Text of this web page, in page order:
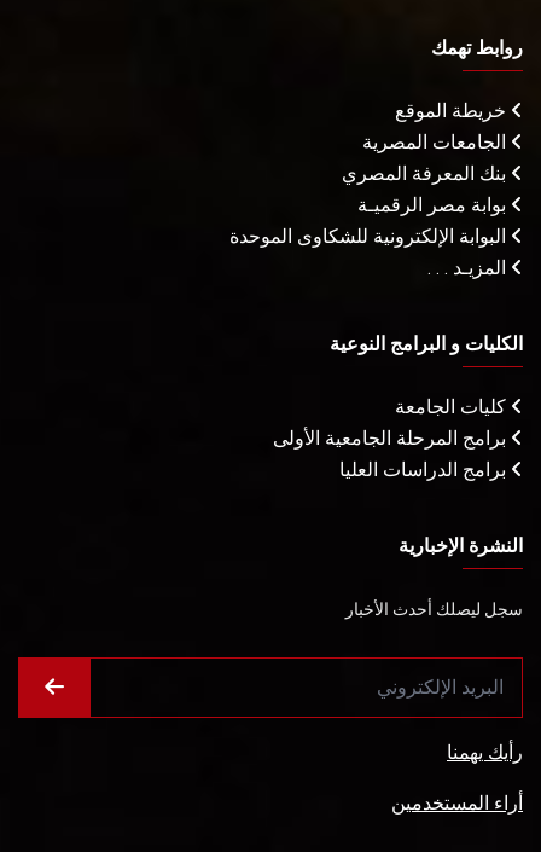
روابط تهمك
خريطة الموقع
الجامعات المصرية
بنك المعرفة المصري
بوابة مصر الرقميـة
البوابة الإلكترونية للشكاوى الموحدة
المزيـد . . .
الكليات و البرامج النوعية
كليات الجامعة
برامج المرحلة الجامعية الأولى
برامج الدراسات العليا
النشرة الإخبارية
سجل ليصلك أحدث الأخبار
رأيك يهمنا
أراء المستخدمين